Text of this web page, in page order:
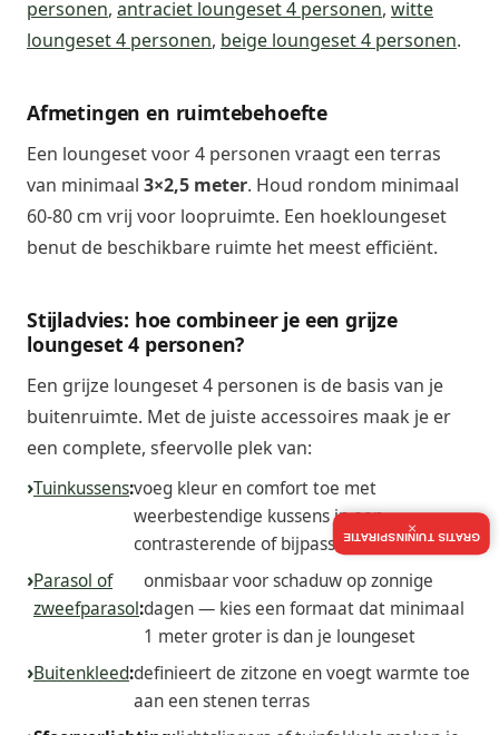
personen, antraciet loungeset 4 personen, witte
loungeset 4 personen, beige loungeset 4 personen.
Afmetingen en ruimtebehoefte
Een loungeset voor 4 personen vraagt een terras
van minimaal 3×2,5 meter. Houd rondom minimaal
60-80 cm vrij voor loopruimte. Een hoekloungeset
benut de beschikbare ruimte het meest efficiënt.
Stijladvies: hoe combineer je een grijze
loungeset 4 personen?
Een grijze loungeset 4 personen is de basis van je
buitenruimte. Met de juiste accessoires maak je er
een complete, sfeervolle plek van:
Tuinkussens:voeg kleur en comfort toe met
weerbestendige kussens in een
contrasterende of bijpassende tint
Parasol of
zweefparasol:
onmisbaar voor schaduw op zonnige
dagen — kies een formaat dat minimaal
1 meter groter is dan je loungeset
Buitenkleed:definieert de zitzone en voegt warmte toe
aan een stenen terras
GRATIS TUININSPIRATIE
×